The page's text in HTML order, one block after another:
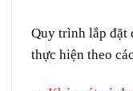
Quy trình lắp đặt
thực hiện theo